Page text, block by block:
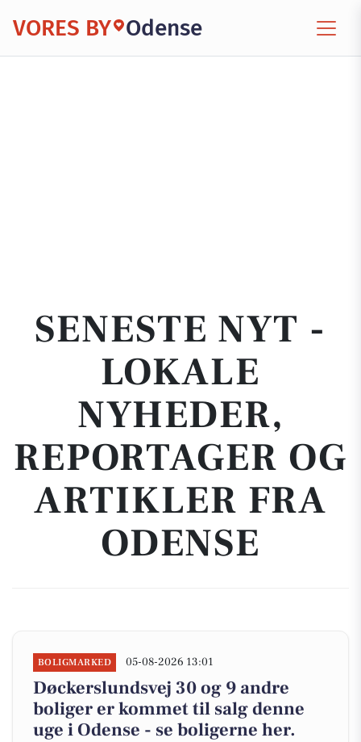
VORES BY Odense
SENESTE NYT -
LOKALE
NYHEDER,
REPORTAGER OG
ARTIKLER FRA
ODENSE
BOLIGMARKED 05-08-2026 13:01
Døckerslundsvej 30 og 9 andre
boliger er kommet til salg denne
uge i Odense - se boligerne her.